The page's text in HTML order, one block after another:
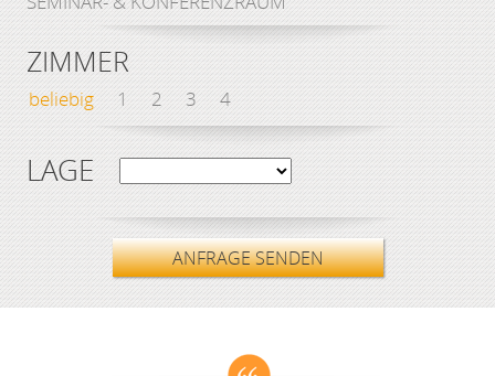
ZIMMER
beliebig 1 2 3 4
LAGE
ANFRAGE SENDEN